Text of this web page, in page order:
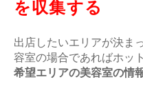
を収集する
出店したいエリアが決ま
容室の場合であればホッ
希望エリアの美容室の情